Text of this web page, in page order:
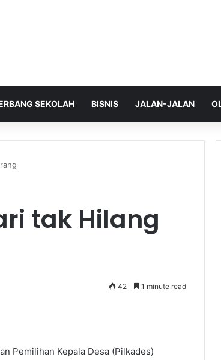
SEKOLAH BISNIS JALAN-JALAN
tak Hilang
42 1 minute read
Pemilihan Kepala Desa (Pilkades)